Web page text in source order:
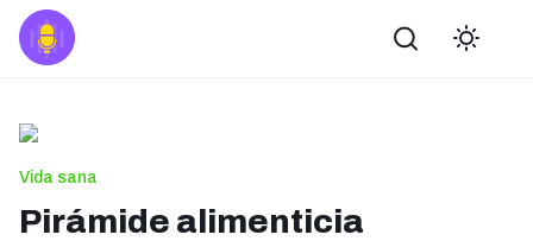
Buscar
Vida sana
Pirámide alimenticia